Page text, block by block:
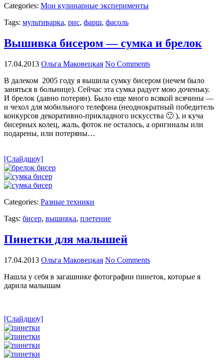
Categories: Мои кулинарные эксперименты
Tags: мультиварка, рис, фарш, фасоль
Вышивка бисером — сумка и брелок
17.04.2013 Ольга Маковецкая No Comments
В далеком 2005 году я вышила сумку бисером (нечем было
заняться в больнице). Сейчас эта сумка радует мою доченьку.
И брелок (давно потерян). Было еще много всякой всячины —
и чехол для мобильного телефона (неоднократный победитель
конкурсов декоративно-прикладного искусства 🙂 ), и куча
бисерных колец, жаль, фоток не осталось, а оригиналы или
подарены, или потеряны…
[Слайдшоу]
Categories: Разные техники
Tags: бисер, вышивка, плетение
Пинетки для малышей
17.04.2013 Ольга Маковецкая No Comments
Нашла у себя в загашнике фотографии пинеток, которые я
дарила малышам
[Слайдшоу]